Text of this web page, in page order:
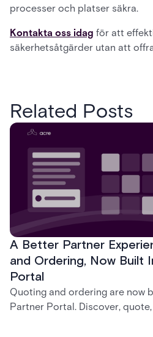
processer och platser säkra.
Kontakta oss idag för att
säkerhetsåtgärder utan att
Related Posts
A Better Partner
and Ordering, Now Built
Portal
Quoting and ordering are now
Partner Portal. Discover,